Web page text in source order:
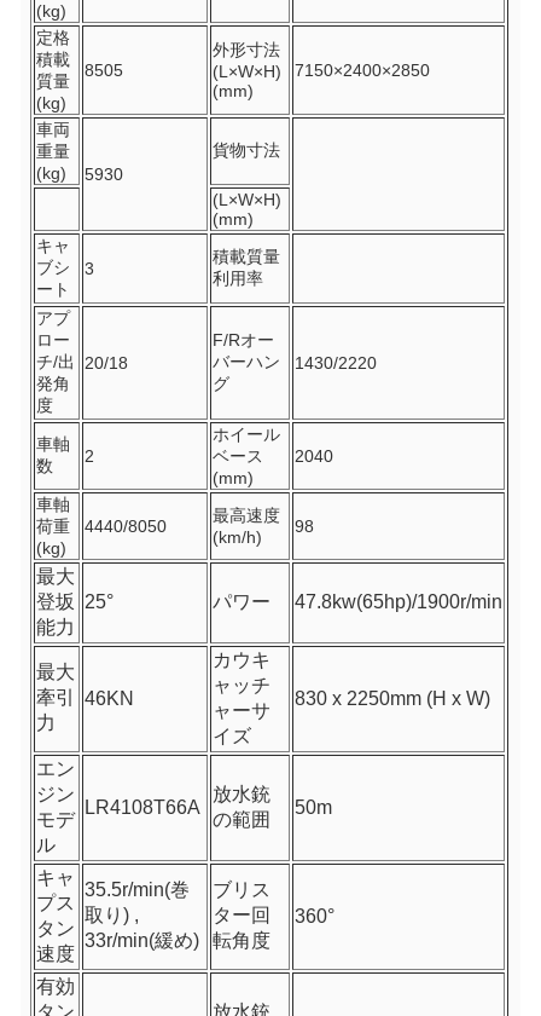
(kg)
定格
積載
質量
(kg)
8505
外形寸法
(L×W×H)
(mm)
7150×2400×2850
車両
重量
(kg)
5930
貨物寸法
(L×W×H)
(mm)
キャ
ブシ
ート
3
積載質量
利用率
アプ
ロー
チ/出
発角
度
20/18
F/Rオー
バーハン
グ
1430/2220
車軸
数
2
ホイール
ベース
(mm)
2040
車軸
荷重
(kg)
4440/8050
最高速度
(km/h)
98
最大
登坂
能力
25° パワー 47.8kw(65hp)/1900r/min
最大
牽引
力
46KN
カウキ
ャッチ
ャーサ
イズ
830 x 2250mm (H x W)
エン
ジン
モデ
ル
LR4108T66A
放水銃
の範囲
50m
キャ
プス
タン
速度
35.5r/min(巻
取り) ,
33r/min(緩め)
ブリス
ター回
転角度
360°
有効
タン
放水銃